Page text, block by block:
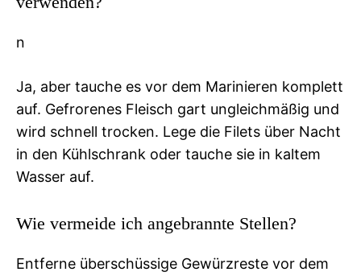
n
Ja, aber tauche es vor dem Marinieren komplett
auf. Gefrorenes Fleisch gart ungleichmäßig und
wird schnell trocken. Lege die Filets über Nacht
in den Kühlschrank oder tauche sie in kaltem
Wasser auf.
Wie vermeide ich angebrannte Stellen?
Entferne überschüssige Gewürzreste vor dem